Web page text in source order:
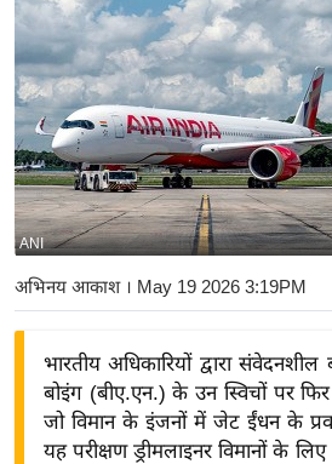
ष्ट्री
य
अं
त
र्रा
ष्ट्री
य
बि
ज़
ने
द्यो
ANI
अभिनय आकाश। May 19 2026 3:19PM
भारतीय अधिकारियों द्वारा
बोइंग (बीए.एन.) के उन स्विचों पर
जो विमान के इंजनों में जेट ईंधन के
यह परीक्षण ड्रीमलाइनर विमानों के